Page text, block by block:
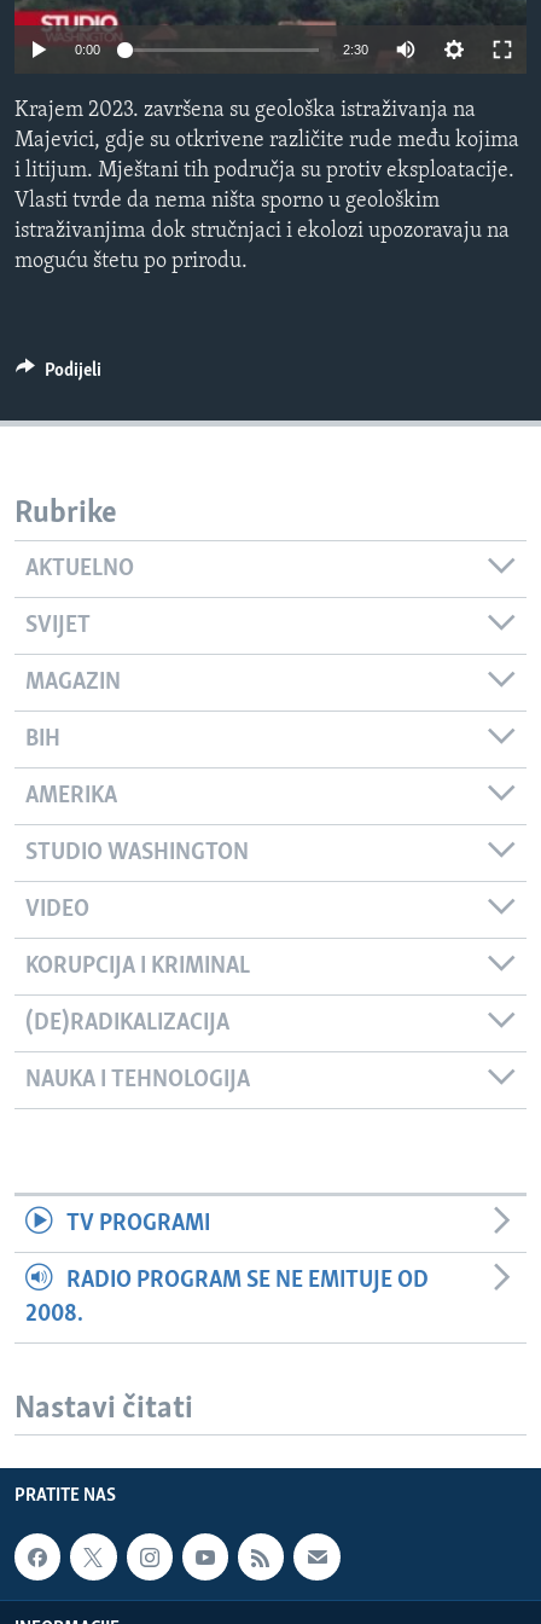
MAGAZIN
O GLASU AMERIKE
Learning English
PRATITE NAS
0:00 2:30
Krajem 2023. završena su geološka istraživanja na
Majevici, gdje su otkrivene različite rude među kojima
i litijum. Mještani tih područja su protiv eksploatacije.
Vlasti tvrde da nema ništa sporno u geološkim
istraživanjima dok stručnjaci i ekolozi upozoravaju na
moguću štetu po prirodu.
Podijeli
Rubrike
AKTUELNO
SVIJET
MAGAZIN
BIH
AMERIKA
STUDIO WASHINGTON
VIDEO
KORUPCIJA I KRIMINAL
(DE)RADIKALIZACIJA
NAUKA I TEHNOLOGIJA
TV PROGRAMI
RADIO PROGRAM SE NE EMITUJE OD
2008.
Nastavi čitati
PRATITE NAS